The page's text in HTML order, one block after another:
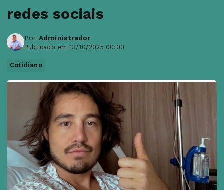
redes sociais
Por Administrador
Publicado em 13/10/2025 00:00
Cotidiano